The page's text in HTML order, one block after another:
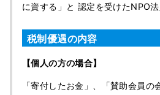
に資する」と 認定を受けたNPO法
税制優遇の内容
【個人の方の場合】
「寄付したお金」、「賛助会員